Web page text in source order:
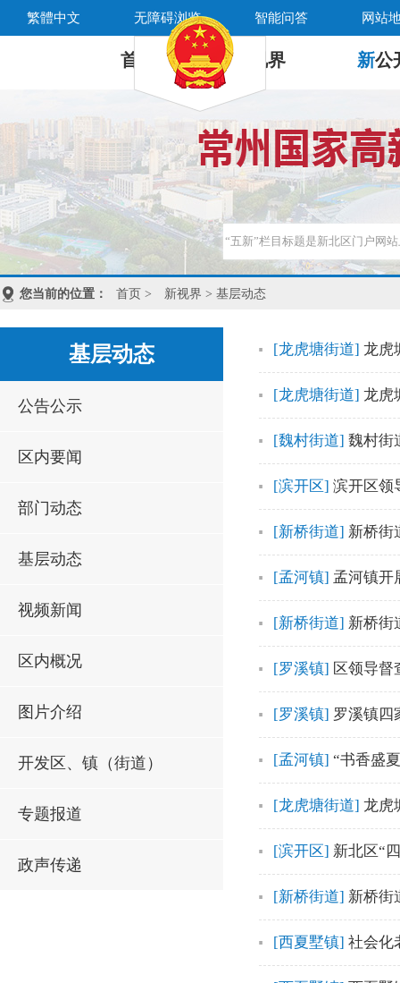
繁體中文 无障碍浏览 智能问答 网站
首 页 新 视界 新公
您当前的位置： 首页 > 新视界 > 基层动态
基层动态
公告公示
区内要闻
部门动态
基层动态
视频新闻
区内概况
图片介绍
开发区、镇（街道）
专题报道
政声传递
[龙虎塘街道] 龙虎
[龙虎塘街道] 龙虎
[魏村街道] 魏村街
[滨开区] 滨开区领
[新桥街道] 新桥街
[孟河镇] 孟河镇开
[新桥街道] 新桥街
[罗溪镇] 区领导督
[罗溪镇] 罗溪镇四
[孟河镇] “书香盛
[龙虎塘街道] 龙虎
[滨开区] 新北区“
[新桥街道] 新桥街
[西夏墅镇] 社会化